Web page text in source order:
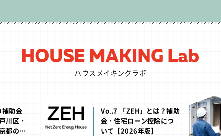
ブ・ザ・イヤー2025受賞記
ハウスメイキングラボ
助金
区・
の助
Vol.7 「ZEH」とは？補助
金・住宅ローン控除につ
いて【2026年版】